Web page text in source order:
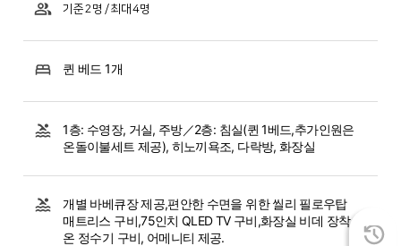
기준 2명 / 최대 4명
퀸 베드 1개
1층: 수영장, 거실, 주방／2층: 침실(퀸 1베드,추가인원은
온돌이불세트 제공), 히노끼욕조, 다락방, 화장실
개별 바베큐장 제공,편안한 수면을 위한 씰리 필로우탑
매트리스 구비,75인치 QLED TV 구비,화장실 비데 장착, 냉/
온 정수기 구비, 어메니티 제공.